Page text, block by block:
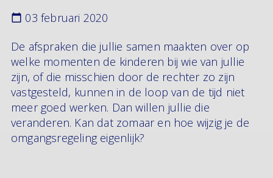
03 februari 2020
De afspraken die jullie samen maakten over op
welke momenten de kinderen bij wie van jullie
zijn, of die misschien door de rechter zo zijn
vastgesteld, kunnen in de loop van de tijd niet
meer goed werken. Dan willen jullie die
veranderen. Kan dat zomaar en hoe wijzig je de
omgangsregeling eigenlijk?